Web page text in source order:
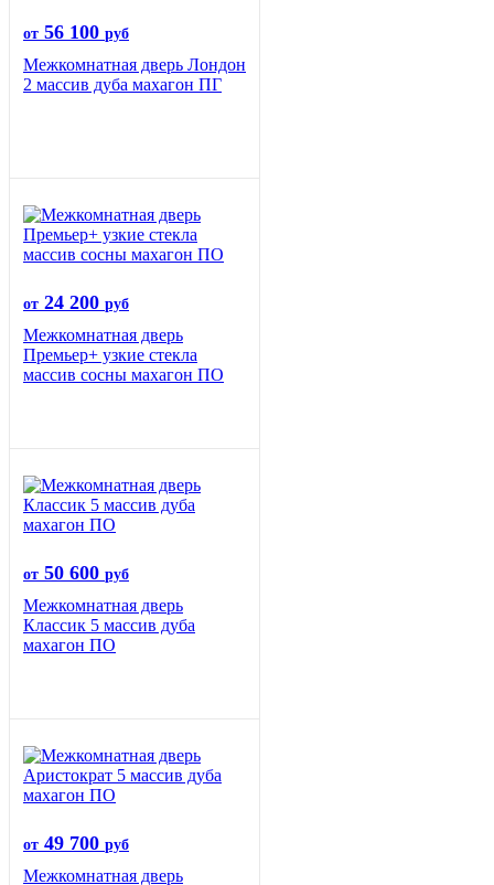
от 56 100 руб
Межкомнатная дверь Лондон
2 массив дуба махагон ПГ
от 24 200 руб
Межкомнатная дверь
Премьер+ узкие стекла
массив сосны махагон ПО
от 50 600 руб
Межкомнатная дверь
Классик 5 массив дуба
махагон ПО
от 49 700 руб
Межкомнатная дверь